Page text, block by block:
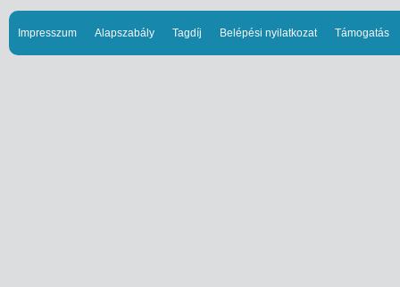
Impresszum Alapszabály Tagdíj Belépési nyilatkozat Támogatás